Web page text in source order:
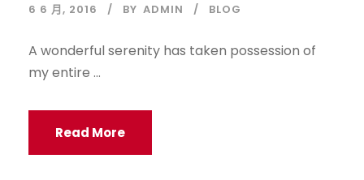
6 6 月, 2016 BY ADMIN BLOG
A wonderful serenity has taken possession of
my entire ...
Read More